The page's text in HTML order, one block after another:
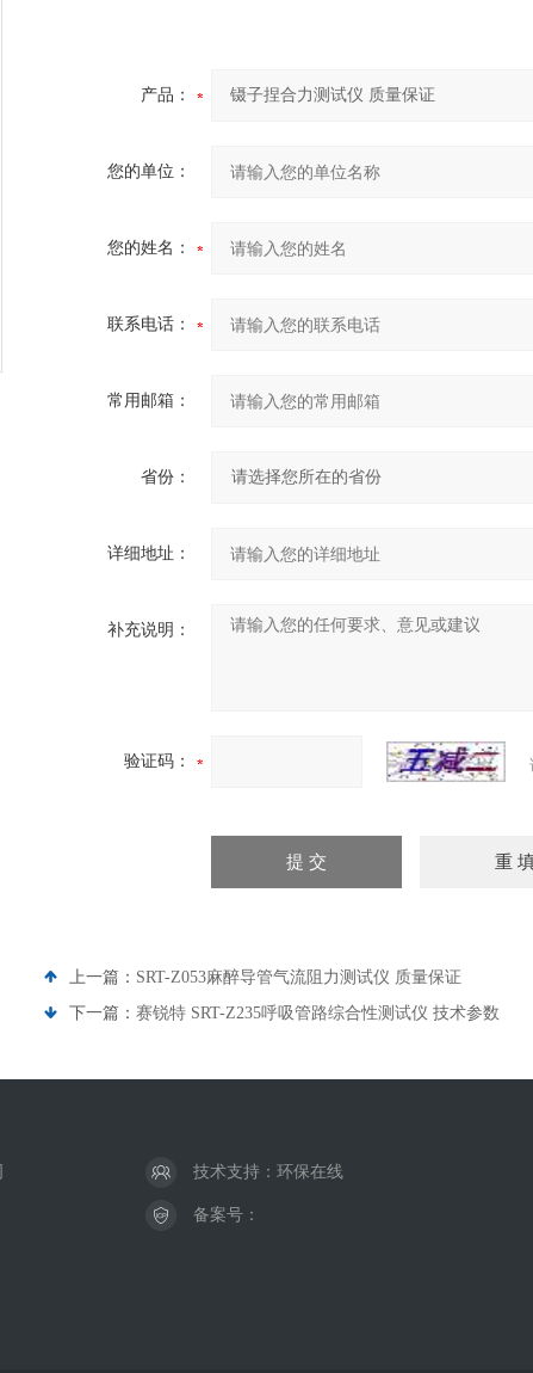
产品：
您的单位：
您的姓名：
联系电话：
常用邮箱：
省份：
详细地址：
补充说明：
验证码：
上一篇： SRT-Z053麻醉导管气流阻力测试仪 质量保证
下一篇： 赛锐特 SRT-Z235呼吸管路综合性测试仪 技术参数
技术支持： 环保在线
备案号：